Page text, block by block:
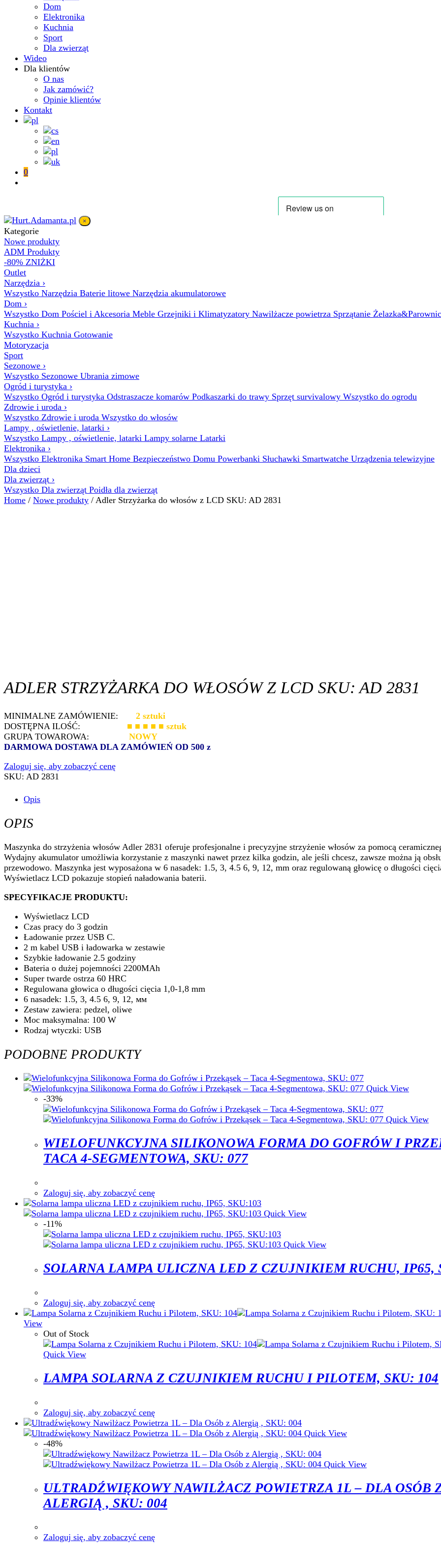
Dom
Elektronika
Kuchnia
Sport
Dla zwierząt
Wideo
Dla klientów
O nas
Jak zamówić?
Opinie klientów
Kontakt
0
×
Kategorie
Nowe produkty
ADM Produkty
-80% ZNIŻKI
Outlet
Narzędzia ›
Wszystko Narzędzia Baterie litowe Narzędzia akumulatorowe
Dom ›
Wszystko Dom Pościel i Akcesoria Meble Grzejniki i Klimatyzatory Nawilżacze powietrza Sprzątanie
Kuchnia ›
Wszystko Kuchnia Gotowanie
Motoryzacja
Sport
Sezonowe ›
Wszystko Sezonowe Ubrania zimowe
Ogród i turystyka ›
Wszystko Ogród i turystyka Odstraszacze komarów Podkaszarki do trawy Sprzęt survivalowy Wszystko do ogrodu
Zdrowie i uroda ›
Wszystko Zdrowie i uroda Wszystko do włosów
Lampy , oświetlenie, latarki ›
Wszystko Lampy , oświetlenie, latarki Lampy solarne Latarki
Elektronika ›
Wszystko Elektronika Smart Home Bezpieczeństwo Domu Powerbanki Słuchawki Smartwatche Urządzenia telewizyjne
Dla dzieci
Dla zwierząt ›
Wszystko Dla zwierząt Poidła dla zwierząt
Home / Nowe produkty / Adler Strzyżarka do włosów z LCD SKU: AD 2831
ADLER STRZYŻARKA DO WŁOSÓW Z LCD SKU: AD 2831
MINIMALNE ZAMÓWIENIE: 2 sztuki
DOSTĘPNA ILOŚĆ: ■ ■ ■ ■ ■ sztuk
GRUPA TOWAROWA: NOWY
DARMOWA DOSTAWA DLA ZAMÓWIEŃ OD 500 z
Zaloguj się, aby zobaczyć cenę
SKU: AD 2831
Opis
OPIS
Maszynka do strzyżenia włosów Adler 2831 oferuje profesjonalne i precyzyjne strzyżenie włosów za pomocą
Wydajny akumulator umożliwia korzystanie z maszynki nawet przez kilka godzin, ale jeśli chcesz, zawsze można ją
przewodowo. Maszynka jest wyposażona w 6 nasadek: 1.5, 3, 4.5 6, 9, 12, mm oraz regulowaną głowicę o długości
Wyświetlacz LCD pokazuje stopień naładowania baterii.
SPECYFIKACJE PRODUKTU:
Wyświetlacz LCD
Czas pracy do 3 godzin
Ładowanie przez USB C.
2 m kabel USB i ładowarka w zestawie
Szybkie ładowanie 2.5 godziny
Bateria o dużej pojemności 2200MAh
Super twarde ostrza 60 HRC
Regulowana głowica o długości cięcia 1,0-1,8 mm
6 nasadek: 1.5, 3, 4.5 6, 9, 12, мм
Zestaw zawiera: pedzel, oliwe
Moc maksymalna: 100 W
Rodzaj wtyczki: USB
PODOBNE PRODUKTY
Quick View
-33%
Quick View
WIELOFUNKCYJNA SILIKONOWA FORMA DO GOFRÓW I
TACA 4-SEGMENTOWA, SKU: 077
Zaloguj się, aby zobaczyć cenę
Quick View
-11%
Quick View
SOLARNA LAMPA ULICZNA LED Z CZUJNIKIEM RUCHU, IP65,
Zaloguj się, aby zobaczyć cenę
View
Out of Stock
Quick View
LAMPA SOLARNA Z CZUJNIKIEM RUCHU I PILOTEM, SKU: 104
Zaloguj się, aby zobaczyć cenę
Quick View
-48%
Quick View
ULTRADŹWIĘKOWY NAWILŻACZ POWIETRZA 1L – DLA OSÓB
ALERGIĄ , SKU: 004
Zaloguj się, aby zobaczyć cenę